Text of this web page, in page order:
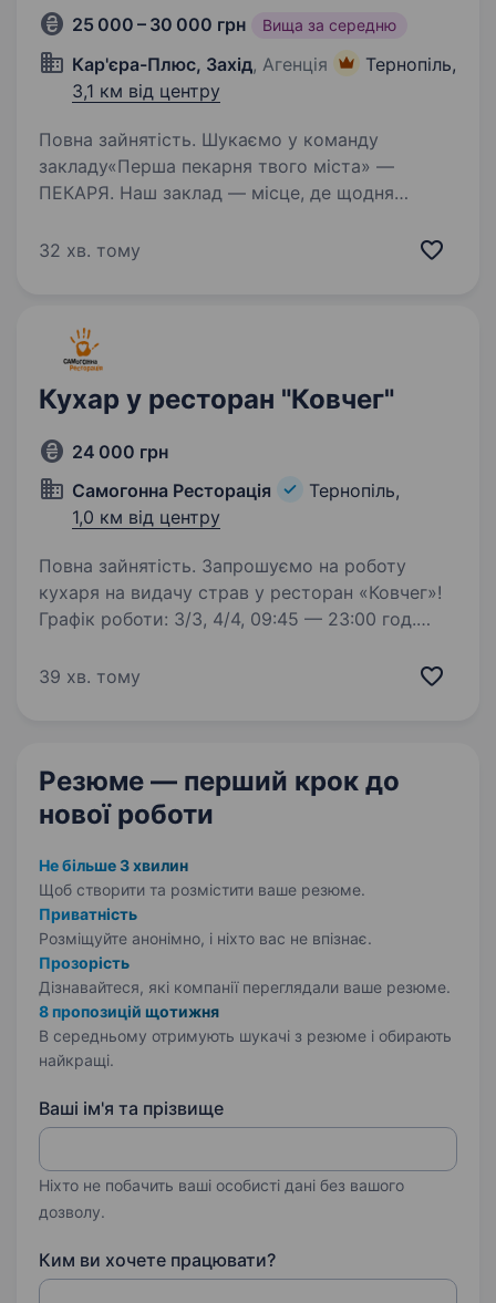
25 000 – 30 000 грн Вища за середню
Кар'єра-Плюс, Захід, Агенція
Тернопіль,
3,1 км від центру
Повна зайнятість. Шукаємо у команду
закладу«Перша пекарня твого міста» —
ПЕКАРЯ. Наш заклад — місце, де щодня
виріб створюється з теплом і турботою.
32 хв. тому
Кухар у ресторан "Ковчег"
24 000 грн
Самогонна Ресторація
Тернопіль,
1,0 км від центру
Повна зайнятість. Запрошуємо на роботу
кухаря на видачу страв у ресторан «Ковчег»!
Графік роботи: 3/3, 4/4, 09:45 — 23:00 год.
приготування та видача страв; слідкування
39 хв. тому
Резюме — перший крок до
нової роботи
Не більше 3 хвилин
Щоб створити та розмістити ваше резюме.
Приватність
Розміщуйте анонімно, і ніхто вас не впізнає.
Прозорість
Дізнавайтеся, які компанії переглядали ваше резюме.
8 пропозицій щотижня
В середньому отримують шукачі з резюме і обирають
найкращі.
Ваші ім'я та прізвище
Ніхто не побачить ваші особисті дані без вашого
дозволу.
Ким ви хочете працювати?